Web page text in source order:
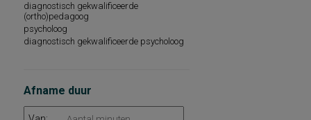
diagnostisch gekwalificeerde
(ortho)pedagoog
psycholoog
diagnostisch gekwalificeerde psycholoog
Afname duur